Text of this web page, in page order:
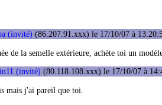
(invité) (86.207.91.xxx) le 17/10/07 à
de la semelle extérieure, achète toi un
(invité) (80.118.108.xxx) le 17/10/07 à
mais j'ai pareil que toi.